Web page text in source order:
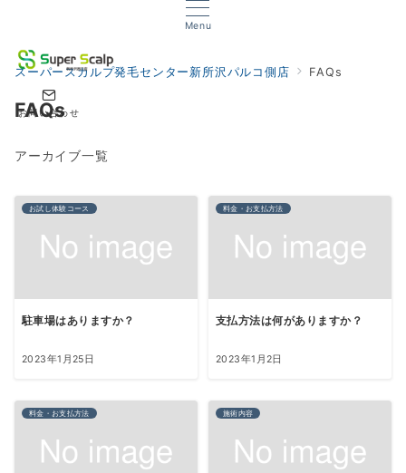
Menu
お問い合わせ
スーパースカルプ発毛センター新所沢パルコ側店 FAQs
FAQs
アーカイブ一覧
お試し体験コース
駐車場はありますか？
2023年1月25日
料金・お支払方法
支払方法は何がありますか？
2023年1月2日
料金・お支払方法 施術内容